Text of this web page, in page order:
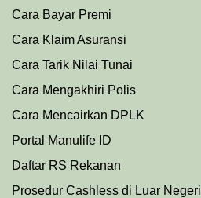
Cara Bayar Premi
Cara Klaim Asuransi
Cara Tarik Nilai Tunai
Cara Mengakhiri Polis
Cara Mencairkan DPLK
Portal Manulife ID
Daftar RS Rekanan
Prosedur Cashless di Luar Negeri